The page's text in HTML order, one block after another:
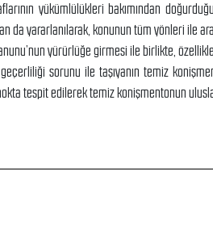
yükümlülükleri bakımından
da yararlanılarak, konunun tüm yönleri ile
yürürlüğe girmesi ile birlikte,
sorunu ile taşıyanın temiz
tespit edilerek temiz konişmentonun